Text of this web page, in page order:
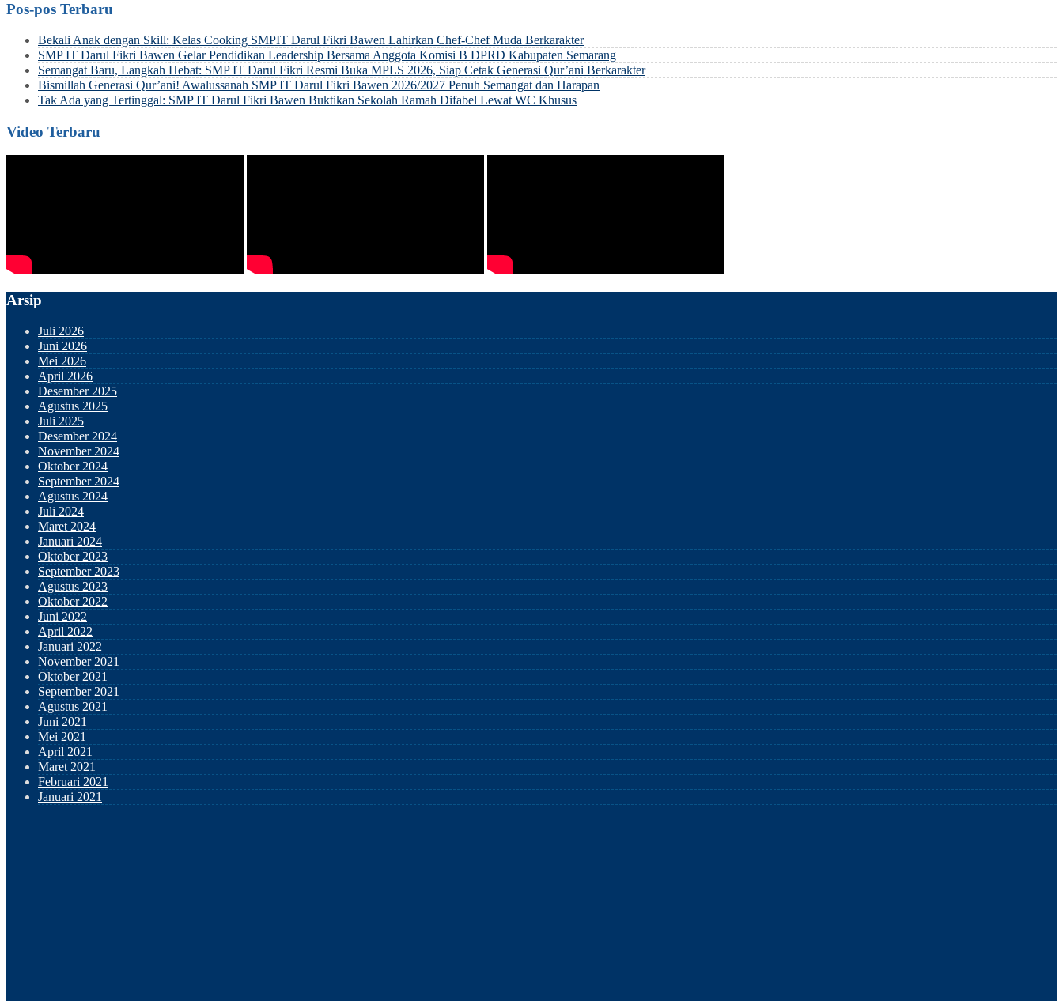
Pos-pos Terbaru
Bekali Anak dengan Skill: Kelas Cooking SMPIT Darul Fikri Bawen Lahirkan Chef-Chef Muda Berkarakter
SMP IT Darul Fikri Bawen Gelar Pendidikan Leadership Bersama Anggota Komisi B DPRD Kabupaten Semarang
Semangat Baru, Langkah Hebat: SMP IT Darul Fikri Resmi Buka MPLS 2026, Siap Cetak Generasi Qur’ani Berkarakter
Bismillah Generasi Qur’ani! Awalussanah SMP IT Darul Fikri Bawen 2026/2027 Penuh Semangat dan Harapan
Tak Ada yang Tertinggal: SMP IT Darul Fikri Bawen Buktikan Sekolah Ramah Difabel Lewat WC Khusus
Video Terbaru
Arsip
Juli 2026
Juni 2026
Mei 2026
April 2026
Desember 2025
Agustus 2025
Juli 2025
Desember 2024
November 2024
Oktober 2024
September 2024
Agustus 2024
Juli 2024
Maret 2024
Januari 2024
Oktober 2023
September 2023
Agustus 2023
Oktober 2022
Juni 2022
April 2022
Januari 2022
November 2021
Oktober 2021
September 2021
Agustus 2021
Juni 2021
Mei 2021
April 2021
Maret 2021
Februari 2021
Januari 2021